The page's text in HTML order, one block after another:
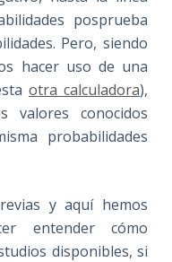
posprueba
Pero, siendo
hacer uso de una
otra calculadora),
valores conocidos
probabilidades
y aquí hemos
entender cómo
disponibles, si